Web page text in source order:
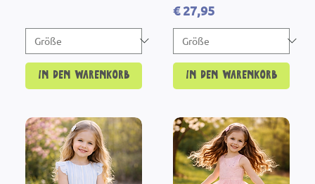
In den Warenkorb
Preis
€ 27,95
In den Warenkorb